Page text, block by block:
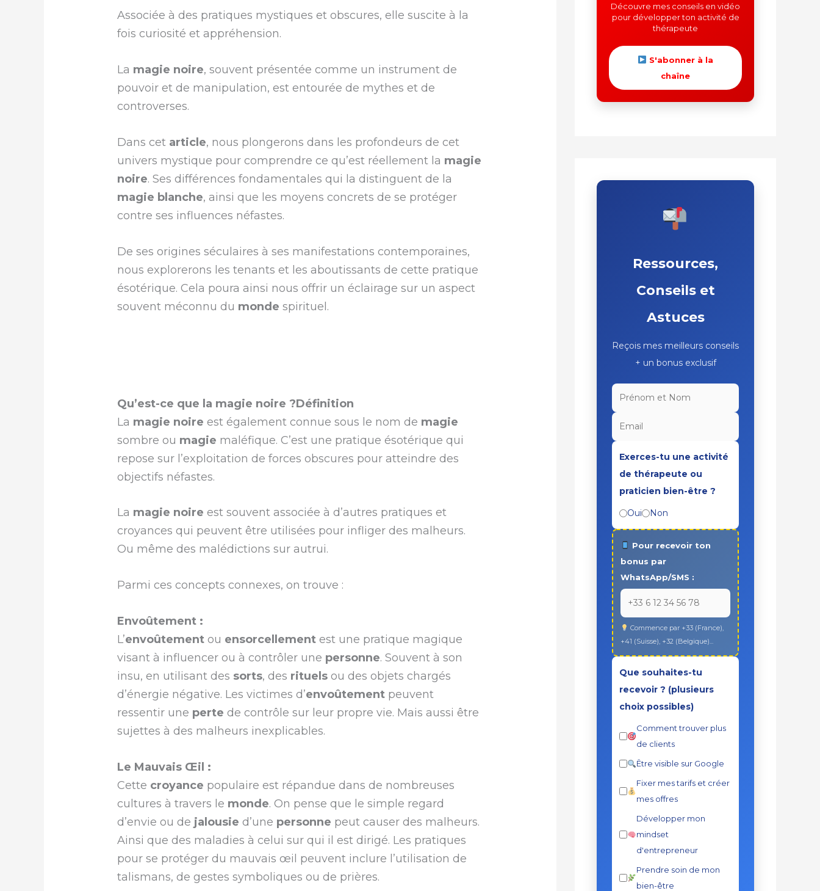
Associée à des pratiques mystiques et obscures, elle suscite à la
fois curiosité et appréhension.
La magie noire, souvent présentée comme un instrument de
pouvoir et de manipulation, est entourée de mythes et de
controverses.
Dans cet article, nous plongerons dans les profondeurs de cet
univers mystique pour comprendre ce qu’est réellement la magie
noire. Ses différences fondamentales qui la distinguent de la
magie blanche, ainsi que les moyens concrets de se protéger
contre ses influences néfastes.
De ses origines séculaires à ses manifestations contemporaines,
nous explorerons les tenants et les aboutissants de cette pratique
ésotérique. Cela poura ainsi nous offrir un éclairage sur un aspect
souvent méconnu du monde spirituel.
Qu’est-ce que la magie noire ?Définition
La magie noire est également connue sous le nom de magie
sombre ou magie maléfique. C’est une pratique ésotérique qui
repose sur l’exploitation de forces obscures pour atteindre des
objectifs néfastes.
La magie noire est souvent associée à d’autres pratiques et
croyances qui peuvent être utilisées pour infliger des malheurs.
Ou même des malédictions sur autrui.
Parmi ces concepts connexes, on trouve :
Envoûtement :
L’envoûtement ou ensorcellement est une pratique magique
visant à influencer ou à contrôler une personne. Souvent à son
insu, en utilisant des sorts, des rituels ou des objets chargés
d’énergie négative. Les victimes d’envoûtement peuvent
ressentir une perte de contrôle sur leur propre vie. Mais aussi être
sujettes à des malheurs inexplicables.
Le Mauvais Œil :
Cette croyance populaire est répandue dans de nombreuses
cultures à travers le monde. On pense que le simple regard
d’envie ou de jalousie d’une personne peut causer des malheurs.
Ainsi que des maladies à celui sur qui il est dirigé. Les pratiques
pour se protéger du mauvais œil peuvent inclure l’utilisation de
talismans, de gestes symboliques ou de prières.
Découvre mes conseils en vidéo
pour développer ton activité de
thérapeute
S'abonner à la
chaîne
Ressources,
Conseils et
Astuces
Reçois mes meilleurs conseils
+ un bonus exclusif
Exerces-tu une activité
de thérapeute ou
praticien bien-être ?
Oui
Non
Pour recevoir ton
bonus par
WhatsApp/SMS :
Commence par +33 (France),
+41 (Suisse), +32 (Belgique)...
Que souhaites-tu
recevoir ? (plusieurs
choix possibles)
Comment trouver plus
de clients
Être visible sur Google
Fixer mes tarifs et créer
mes offres
Développer mon
mindset
d'entrepreneur
Prendre soin de mon
bien-être